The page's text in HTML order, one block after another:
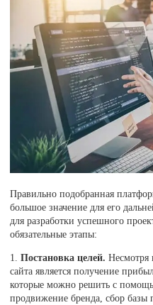
Правильно подобранная
большое значение для его
для разработки успешного
обязательные этапы:
1.Постановка целей. Несмотря
сайта является получение
которые можно решить с
продвижение бренда, сбор базы